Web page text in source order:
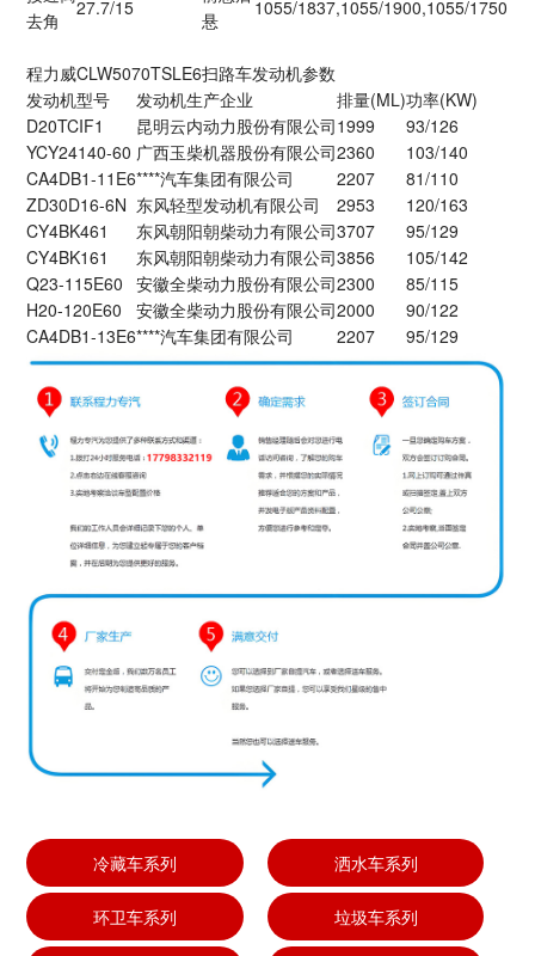
去角
27.7/15
悬
1055/1837,1055/1900,1055/1750
程力威CLW5070TSLE6扫路车发动机参数
发动机型号
发动机生产企业 排量(ML)功率(KW)
D20TCIF1
昆明云内动力股份有限公司1999
93/126
YCY24140-60 广西玉柴机器股份有限公司2360
103/140
CA4DB1-11E6****汽车集团有限公司 2207
81/110
ZD30D16-6N 东风轻型发动机有限公司 2953
120/163
CY4BK461
东风朝阳朝柴动力有限公司3707
95/129
CY4BK161
东风朝阳朝柴动力有限公司3856
105/142
Q23-115E60
安徽全柴动力股份有限公司2300
85/115
H20-120E60
安徽全柴动力股份有限公司2000
90/122
CA4DB1-13E6****汽车集团有限公司 2207 95/129
冷藏车系列 洒水车系列
环卫车系列 垃圾车系列